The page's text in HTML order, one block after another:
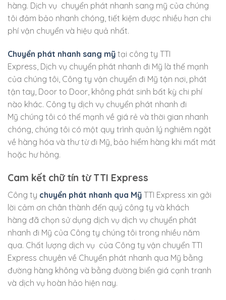
hàng. Dịch vụ chuyển phát nhanh sang mỹ của chúng
tôi đảm bảo nhanh chóng, tiết kiệm được nhiều hơn chi
phí vận chuyển và hiệu quả nhất.
Chuyển phát nhanh sang mỹ tại công ty TTI
Express, Dịch vụ chuyển phát nhanh đi Mỹ là thế mạnh
của chúng tôi, Công ty vận chuyển đi Mỹ tận nơi, phát
tận tay, Door to Door, không phát sinh bất kỳ chi phí
nào khác. Công ty dịch vụ chuyển phát nhanh đi
Mỹ chúng tôi có thế mạnh về giá rẻ và thời gian nhanh
chóng, chúng tôi có một quy trình quản lý nghiêm ngặt
về hàng hóa và thư từ đi Mỹ, bảo hiểm hàng khi mất mát
hoặc hư hỏng.
Cam kết chữ tín từ TTI Express
Công ty chuyển phát nhanh qua Mỹ TTI Express xin gởi
lời cảm ơn chân thành đến quý công ty và khách
hàng đã chọn sử dụng dịch vụ dịch vụ chuyển phát
nhanh đi Mỹ của Công ty chúng tôi trong nhiều năm
qua. Chất lượng dịch vụ của Công ty vận chuyển TTI
Express chuyên về Chuyển phát nhanh qua Mỹ bằng
đường hàng không và bằng đường biển giá cạnh tranh
và dịch vụ hoàn hảo hiện nay.